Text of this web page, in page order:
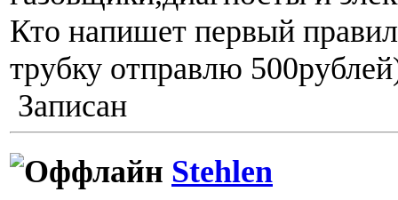
Кто напишет первый
трубку отправлю
Записан
Stehlen